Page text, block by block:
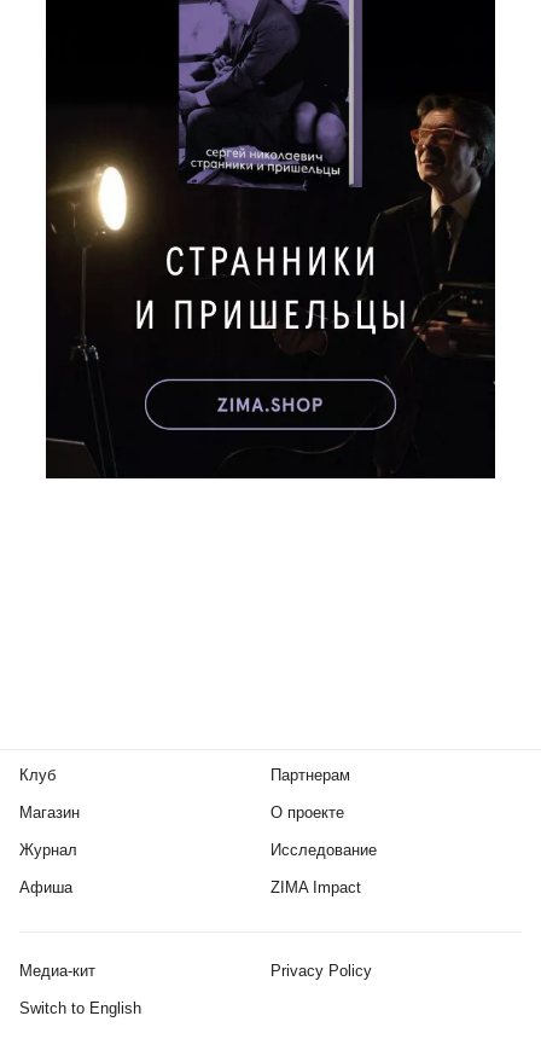
Клуб
Магазин
Журнал
Афиша
Партнерам
О проекте
Исследование
ZIMA Impact
Медиа-кит Privacy Policy
Switch to English